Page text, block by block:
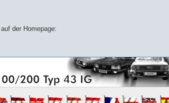
der Homepage: